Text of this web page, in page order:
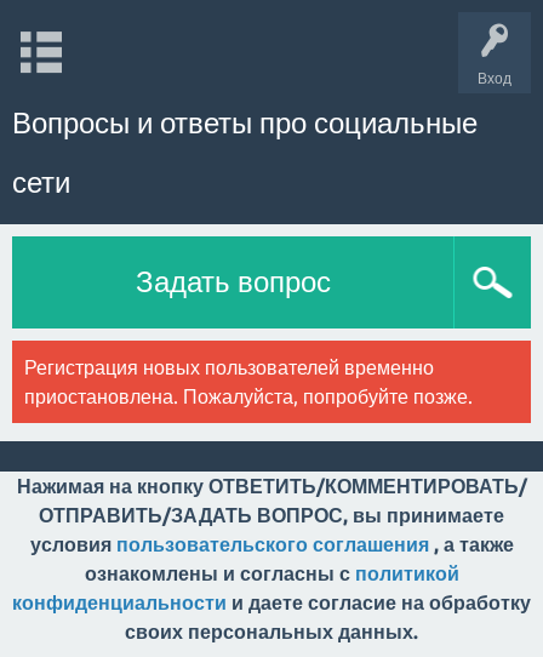
Вход
Вопросы и ответы про социальные
сети
Задать вопрос
Регистрация новых пользователей временно
приостановлена. Пожалуйста, попробуйте позже.
Нажимая на кнопку ОТВЕТИТЬ/КОММЕНТИРОВАТЬ/
ОТПРАВИТЬ/ЗАДАТЬ ВОПРОС, вы принимаете
условия пользовательского соглашения, а также
ознакомлены и согласны с политикой
конфиденциальности и даете согласие на обработку
своих персональных данных.